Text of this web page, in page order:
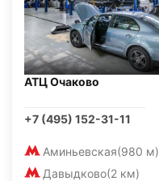
АТЦ Очаково
+7 (495) 152-31-11
Аминьевская(980 м)
Давыдково(2 км)